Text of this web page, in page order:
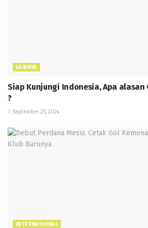
LAINNYA
Siap Kunjungi Indonesia, Apa
?
September 25, 2024
INTERNASIONAL